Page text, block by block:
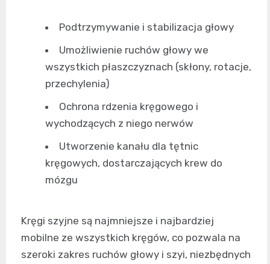
Podtrzymywanie i stabilizacja głowy
Umożliwienie ruchów głowy we
wszystkich płaszczyznach (skłony, rotacje,
przechylenia)
Ochrona rdzenia kręgowego i
wychodzących z niego nerwów
Utworzenie kanału dla tętnic
kręgowych, dostarczających krew do
mózgu
Kręgi szyjne są najmniejsze i najbardziej
mobilne ze wszystkich kręgów, co pozwala na
szeroki zakres ruchów głowy i szyi, niezbędnych